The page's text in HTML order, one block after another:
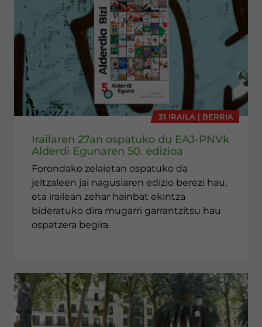
31 IRAILA | BERRIA
Irailaren 27an ospatuko du EAJ-PNVk
Alderdi Egunaren 50. edizioa
Forondako zelaietan ospatuko da
jeltzaleen jai nagusiaren edizio berezi hau,
eta irailean zehar hainbat ekintza
bideratuko dira mugarri garrantzitsu hau
ospatzera begira.